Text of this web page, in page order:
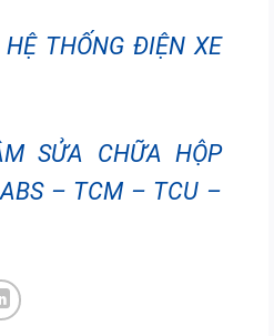
THỐNG ĐIỆN XE
SỬA CHỮA HỘP
– TCM – TCU –